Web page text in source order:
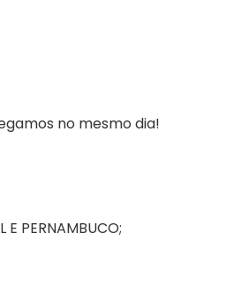
no mesmo dia!
E PERNAMBUCO;